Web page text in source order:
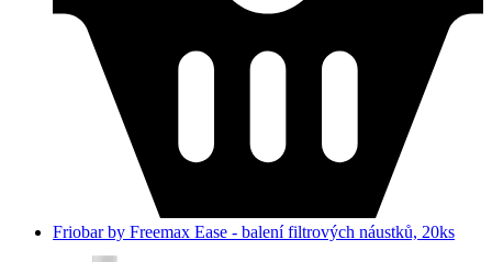
Friobar by Freemax Ease - balení filtrových náustků, 20ks